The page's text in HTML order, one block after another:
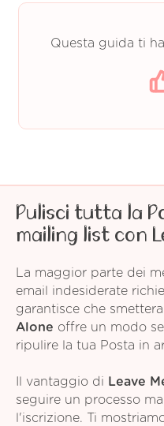
Questa guida ti
Pulisci tutta la
mailing list con
La maggior parte dei
email indesiderate
garantisce che
Alone offre un modo
ripulire la tua Posta in
Il vantaggio di Leave
seguire un processo
l'iscrizione. Ti